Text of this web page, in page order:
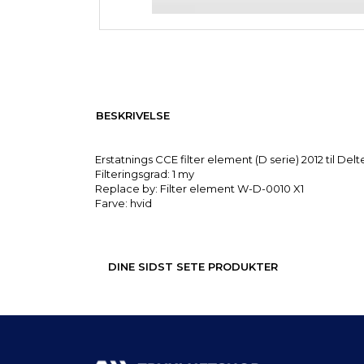
BESKRIVELSE
Erstatnings CCE filter element (D serie) 2012 til
Filteringsgrad: 1 my
Replace by: Filter element W-D-0010 X1
Farve: hvid
DINE SIDST SETE PRODUKTER